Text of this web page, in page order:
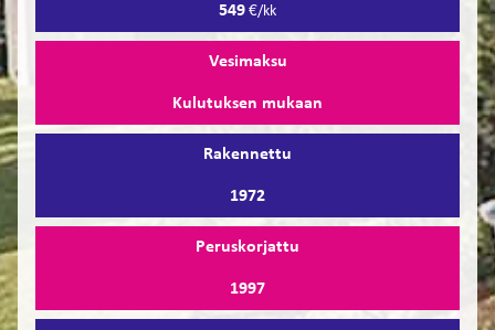
549 €/kk
Vesimaksu
Kulutuksen mukaan
Rakennettu
1972
Peruskorjattu
1997